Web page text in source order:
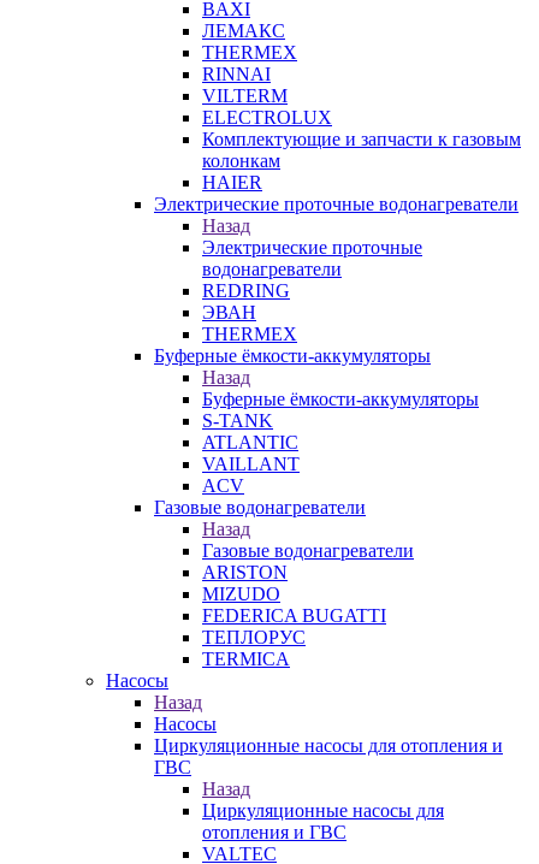
BAXI
ЛЕМАКС
THERMEX
RINNAI
VILTERM
ELECTROLUX
Комплектующие и запчасти к газовым
колонкам
HAIER
Электрические проточные водонагреватели
Назад
Электрические проточные
водонагреватели
REDRING
ЭВАН
THERMEX
Буферные ёмкости-аккумуляторы
Назад
Буферные ёмкости-аккумуляторы
S-TANK
ATLANTIC
VAILLANT
ACV
Газовые водонагреватели
Назад
Газовые водонагреватели
ARISTON
MIZUDO
FEDERICA BUGATTI
ТЕПЛОРУС
TERMICA
Насосы
Назад
Насосы
Циркуляционные насосы для отопления и
ГВС
Назад
Циркуляционные насосы для
отопления и ГВС
VALTEC